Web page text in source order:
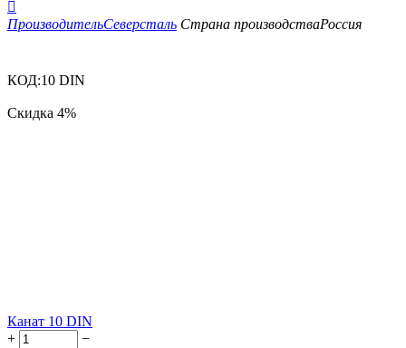

ПроизводительСеверсталь Страна производстваРоссия
КОД:10 DIN
Скидка 4%
Канат 10 DIN
+
−